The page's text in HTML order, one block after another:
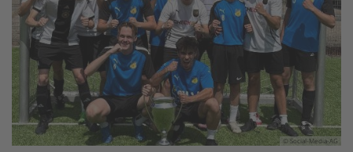
© Social-Media-AG